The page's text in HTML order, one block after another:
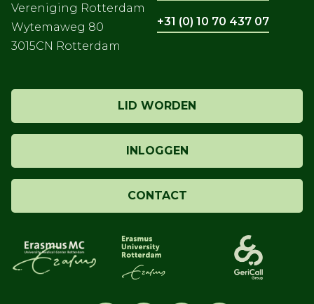
Vereniging Rotterdam
Wytemaweg 80
3015CN Rotterdam
LID WORDEN
INLOGGEN
CONTACT
+31 (0) 10 70 437 07